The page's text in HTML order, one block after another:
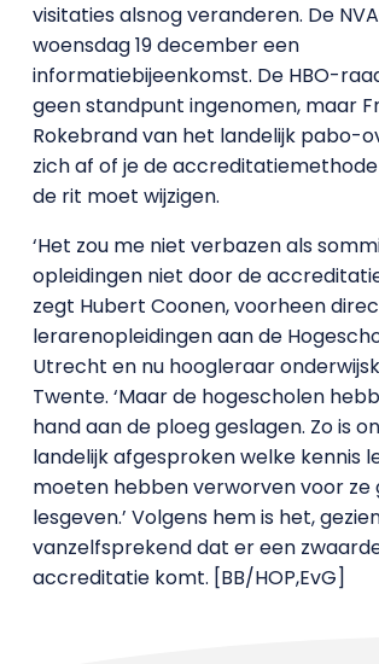
visitaties alsnog veranderen. De
woensdag 19 december een
informatiebijeenkomst. De HBO-
geen standpunt ingenomen, maar
Rokebrand van het landelijk pabo-
zich af of je de
de rit moet wijzigen.
‘Het zou me niet verbazen als
opleidingen niet door de
zegt Hubert Coonen, voorheen
lerarenopleidingen aan de
Utrecht en nu hoogleraar
Twente. ‘Maar de hogescholen
hand aan de ploeg geslagen. Zo is
landelijk afgesproken welke kennis
moeten hebben verworven voor ze
lesgeven.’ Volgens hem is het,
vanzelfsprekend dat er een
accreditatie komt. [BB/HOP,EvG]